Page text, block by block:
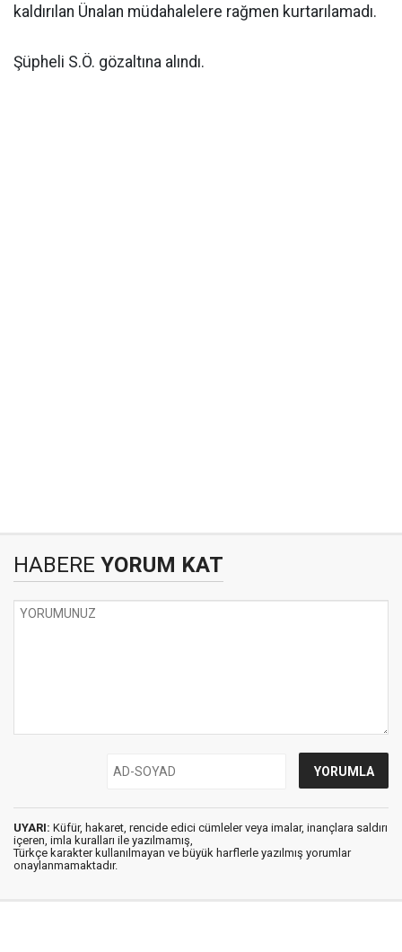
kaldırılan Ünalan müdahalelere rağmen kurtarılamadı.
Şüpheli S.Ö. gözaltına alındı.
HABERE YORUM KAT
UYARI: Küfür, hakaret, rencide edici cümleler veya imalar, inançlara saldırı
içeren, imla kuralları ile yazılmamış,
Türkçe karakter kullanılmayan ve büyük harflerle yazılmış yorumlar
onaylanmamaktadır.